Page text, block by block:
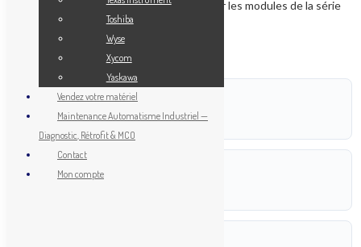
Produit obsolète/fin de vie, remplacé par les modules de la série
Q ou iQ-R.
POIDS
0,300 kg
DIMENSIONS
Toshiba
Wyse
Xycom
Yaskawa
Vendez votre matériel
Maintenance Automatisme Industriel —
Diagnostic, Rétrofit & MCO
Contact
Mon compte